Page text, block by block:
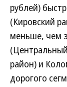
рублей)
(Кировский
меньше, чем
район) и
дорогого